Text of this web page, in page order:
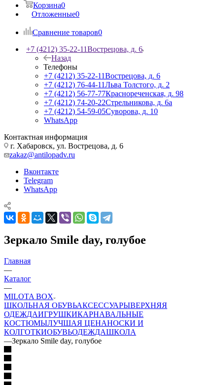
Корзина0
Отложенные0
Сравнение товаров0
+7 (4212) 35-22-11Вострецова, д. 6
Назад
Телефоны
+7 (4212) 35-22-11Вострецова, д. 6
+7 (4212) 76-44-11Льва Толстого, д. 2
+7 (4212) 56-77-77Краснореченская, д. 98
+7 (4212) 74-20-22Стрельникова, д. 6а
+7 (4212) 54-59-05Суворова, д. 10
WhatsApp
Контактная информация
г. Хабаровск, ул. Вострецова, д. 6
zakaz@antilopadv.ru
Вконтакте
Telegram
WhatsApp
Зеркало Smile day, голубое
Главная
—
Каталог
—
MILOTA BOX
ШКОЛЬНАЯ ОБУВЬАКСЕССУАРЫВЕРХНЯЯ
ОДЕЖДАИГРУШКИКАРНАВАЛЬНЫЕ
КОСТЮМЫЛУЧШАЯ ЦЕНАНОСКИ И
КОЛГОТКИОБУВЬОДЕЖДАШКОЛА
—Зеркало Smile day, голубое